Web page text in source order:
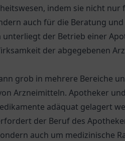
indem sie nicht
auch für die Beratung
der Betrieb einer
der abgegebenen
grob in mehrere Bereiche
Arzneimitteln. Apotheker
adäquat gelagert
der Beruf des
auch um medizinische